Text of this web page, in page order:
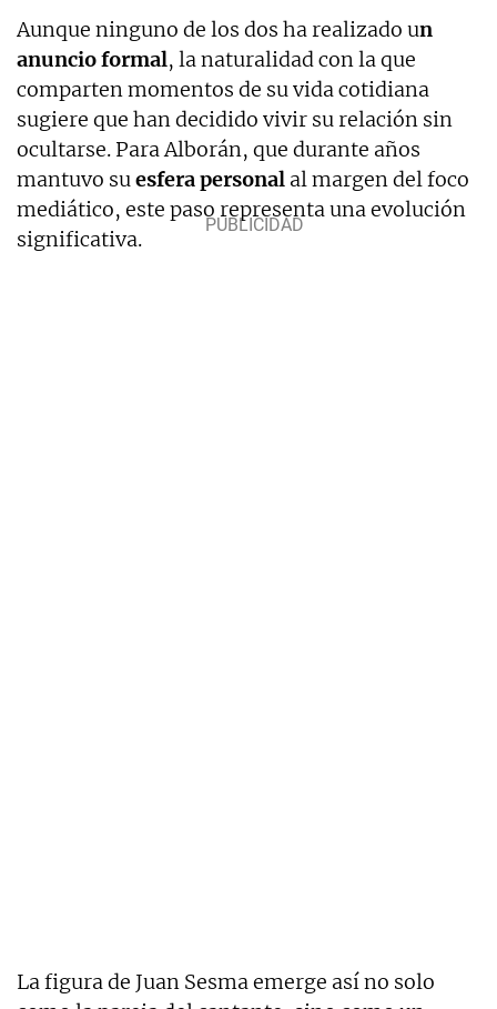
Aunque ninguno de los dos ha realizado un
anuncio formal, la naturalidad con la que
comparten momentos de su vida cotidiana
sugiere que han decidido vivir su relación sin
ocultarse. Para Alborán, que durante años
mantuvo suesfera personal al margen del foco
mediático, este paso representa una evolución
significativa.
La figura de Juan Sesma emerge así no solo